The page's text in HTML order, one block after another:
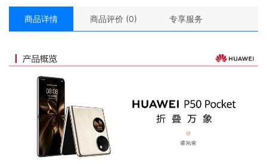
商品详情 商品评价 (0) 专享服务